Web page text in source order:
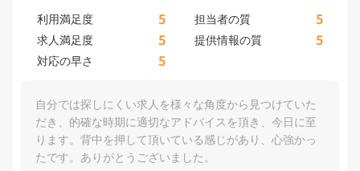
利用満足度 5 担当者の質 5
求人満足度 5 提供情報の質 5
対応の早さ 5
自分では探しにくい求人を様々な角度から見つけていた
だき、的確な時期に適切なアドバイスを頂き、今日に至
ります。背中を押して頂いている感じがあり、心強かっ
たです。ありがとうございました。